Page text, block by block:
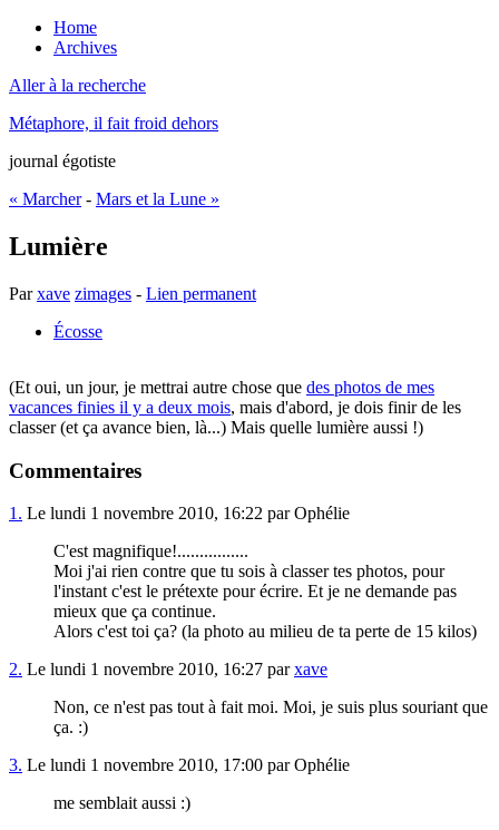
Home
Archives
Aller à la recherche
Métaphore, il fait froid dehors
journal égotiste
« Marcher - Mars et la Lune »
Lumière
Parxave zimages - Lien permanent
Écosse
(Et oui, un jour, je mettrai autre chose que des photos de mes
vacances finies il y a deux mois, mais d'abord, je dois finir de les
classer (et ça avance bien, là...) Mais quelle lumière aussi !)
Commentaires
1. Le lundi 1 novembre 2010, 16:22 par Ophélie
C'est magnifique!................
Moi j'ai rien contre que tu sois à classer tes photos, pour
l'instant c'est le prétexte pour écrire. Et je ne demande pas
mieux que ça continue.
Alors c'est toi ça? (la photo au milieu de ta perte de 15 kilos)
2. Le lundi 1 novembre 2010, 16:27 parxave
Non, ce n'est pas tout à fait moi. Moi, je suis plus souriant que
ça. :)
3. Le lundi 1 novembre 2010, 17:00 par Ophélie
me semblait aussi :)